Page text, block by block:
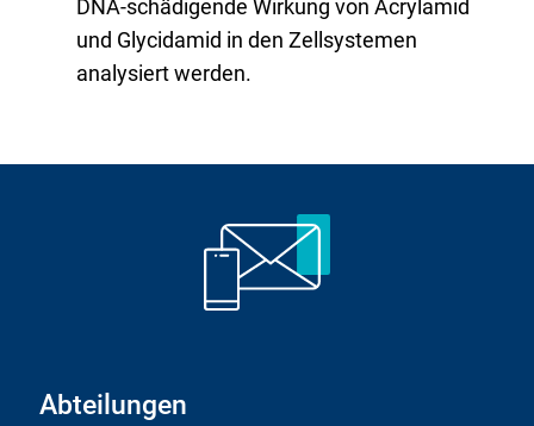
DNA-schädigende Wirkung von Acrylamid
und Glycidamid in den Zellsystemen
analysiert werden.
Abteilungen